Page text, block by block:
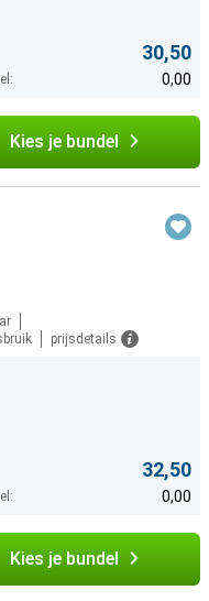
30,50
0,00
Kies je bundel
prijsdetails
32,50
0,00
Kies je bundel